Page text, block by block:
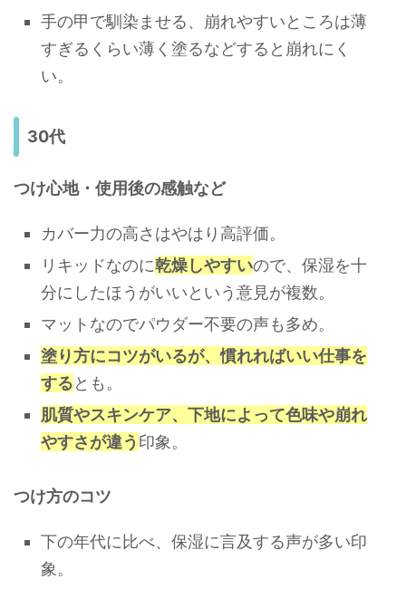
手の甲で馴染ませる、崩れやすいところは薄
すぎるくらい薄く塗るなどすると崩れにく
い。
30代
つけ心地・使用後の感触など
カバー力の高さはやはり高評価。
リキッドなのに乾燥しやすいので、保湿を十
分にしたほうがいいという意見が複数。
マットなのでパウダー不要の声も多め。
塗り方にコツがいるが、慣れればいい仕事を
するとも。
肌質やスキンケア、下地によって色味や崩れ
やすさが違う 印象。
つけ方のコツ
下の年代に比べ、保湿に言及する声が多い印
象。